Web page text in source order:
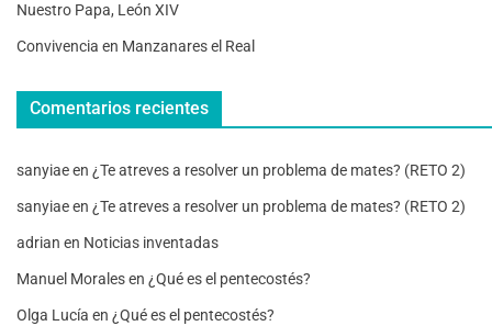
Nuestro Papa, León XIV
Convivencia en Manzanares el Real
Comentarios recientes
sanyiaeen ¿Te atreves a resolver un problema de mates? (RETO 2)
sanyiaeen ¿Te atreves a resolver un problema de mates? (RETO 2)
adrian en Noticias inventadas
Manuel Moralesen ¿Qué es el pentecostés?
Olga Lucía en ¿Qué es el pentecostés?